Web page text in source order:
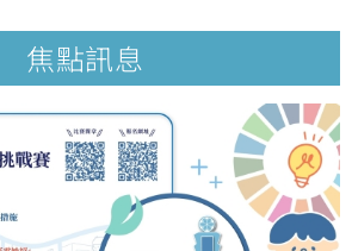
焦點訊息